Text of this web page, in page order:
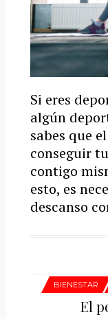
Si eres
algún
sabes que
conseguir
contigo
esto, es
descanso
BIENESTAR
El